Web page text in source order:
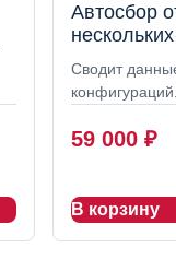
Автосбор
Сводит
конфигураций.
59 000 ₽
В корзину